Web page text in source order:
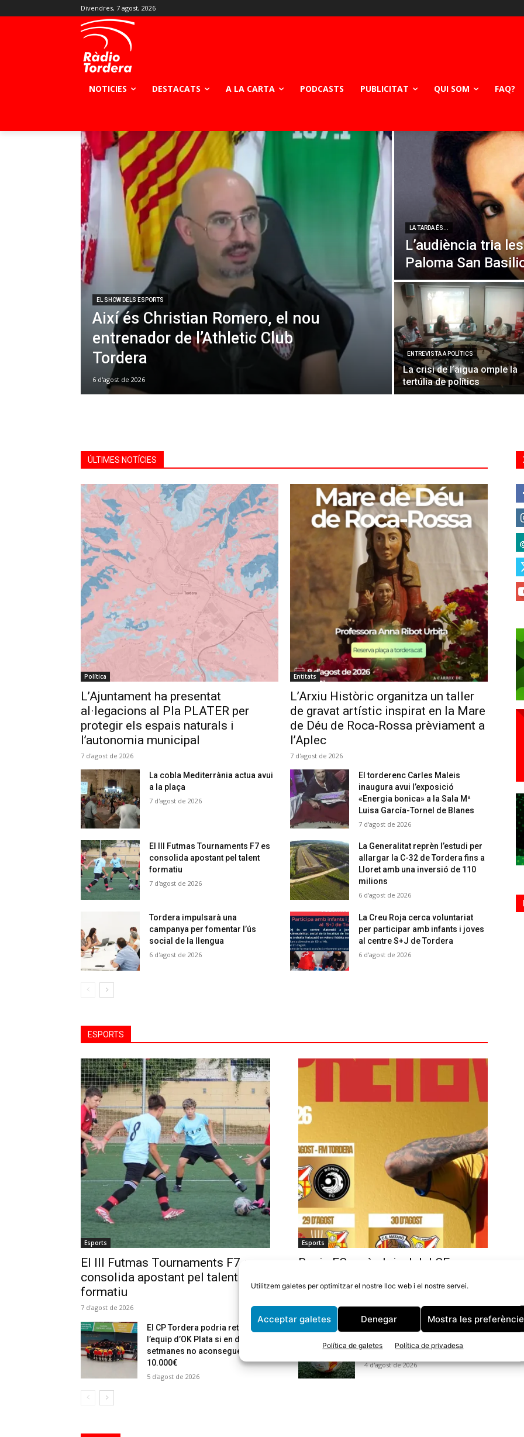
Utilitzem galetes per optimitzar el nostre lloc web i el nostre servei.
Acceptar galetes Denegar Mostra les
Política de galetes Política de privadesa
Divendres, 7 agost, 2026
NOTICIES DESTACATS A LA CARTA PODCASTS PUBLICITAT QUI SOM FAQ?
EL SHOW DELS ESPORTS
Així és Christian Romero, el nou
entrenador de l’Athletic Club
Tordera
6 d'agost de 2026
LA TARDA ÉS...
L’audiència tria
Paloma San
ENTREVISTA A POLÍTICS
La crisi de l’aigua omple la
tertúlia de polítics
ÚLTIMES NOTÍCIES
Política
L’Ajuntament ha presentat
al·legacions al Pla PLATER per
protegir els espais naturals i
l’autonomia municipal
7 d'agost de 2026
Entitats
L’Arxiu Històric organitza un taller
de gravat artístic inspirat en la Mare
de Déu de Roca-Rossa prèviament a
l’Aplec
7 d'agost de 2026
La cobla Mediterrània actua avui
a la plaça
7 d'agost de 2026
El torderenc Carles Maleis
inaugura avui l’exposició
«Energia bonica» a la Sala Mª
Luisa García-Tornel de Blanes
7 d'agost de 2026
El III Futmas Tournaments F7 es
consolida apostant pel talent
formatiu
7 d'agost de 2026
La Generalitat reprèn l’estudi per
allargar la C-32 de Tordera fins a
Lloret amb una inversió de 110
milions
6 d'agost de 2026
Tordera impulsarà una
campanya per fomentar l’ús
social de la llengua
6 d'agost de 2026
La Creu Roja cerca voluntariat
per participar amb infants i joves
al centre S+J de Tordera
6 d'agost de 2026
ESPORTS
Esports
El III Futmas Tournaments F7 es
consolida apostant pel talent
formatiu
7 d'agost de 2026
Esports
Ronin FC serà el rival del CF
6 d'agost de 2026
El CP Tordera podria retirar
l’equip d’OK Plata si en dues
setmanes no aconsegueixen
10.000€
5 d'agost de 2026
El CF Tordera s’enfrontarà al CE
la Copa Catalunya
4 d'agost de 2026